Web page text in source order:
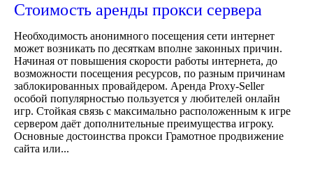
Стоимость аренды прокси сервера
Необходимость анонимного посещения сети интернет
может возникать по десяткам вполне законных причин.
Начиная от повышения скорости работы интернета, до
возможности посещения ресурсов, по разным причинам
заблокированных провайдером. Аренда Proxy-Seller
особой популярностью пользуется у любителей онлайн
игр. Стойкая связь с максимально расположенным к игре
сервером даёт дополнительные преимущества игроку.
Основные достоинства прокси Грамотное продвижение
сайта или...